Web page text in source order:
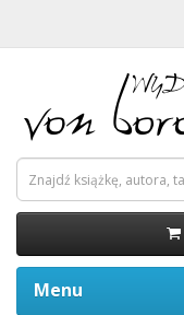
Menu